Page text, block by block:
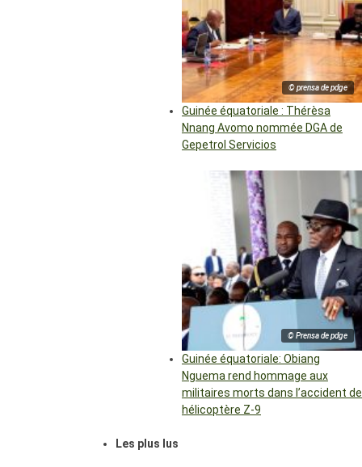
© prensa de pdge
Guinée équatoriale : Thérèsa
Nnang Avomo nommée DGA de
Gepetrol Servicios
© Prensa de pdge
Guinée équatoriale: Obiang
Nguema rend hommage aux
militaires morts dans l’accident de
hélicoptère Z-9
Les plus lus